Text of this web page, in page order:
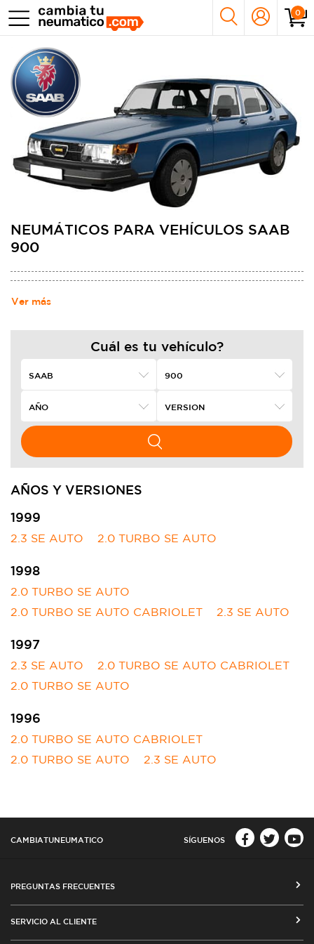
0
NEUMÁTICOS PARA VEHÍCULOS SAAB
900
Ver más
Cuál es tu vehículo?
AÑOS Y VERSIONES
1999
2.3 SE AUTO 2.0 TURBO SE AUTO
1998
2.0 TURBO SE AUTO
2.0 TURBO SE AUTO CABRIOLET
2.3 SE AUTO
1997
2.3 SE AUTO
2.0 TURBO SE AUTO CABRIOLET
2.0 TURBO SE AUTO
1996
2.0 TURBO SE AUTO CABRIOLET
2.0 TURBO SE AUTO
2.3 SE AUTO
CAMBIATUNEUMATICO SÍGUENOS
PREGUNTAS FRECUENTES
MEDIOS DE PAGO
SERVICIO AL CLIENTE